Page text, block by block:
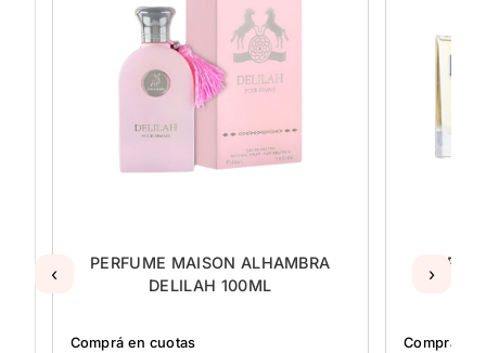
PERFUME MAISON ALHAMBRA
DELILAH 100ML
Comprá en cuotas Comprá en
‹ ›